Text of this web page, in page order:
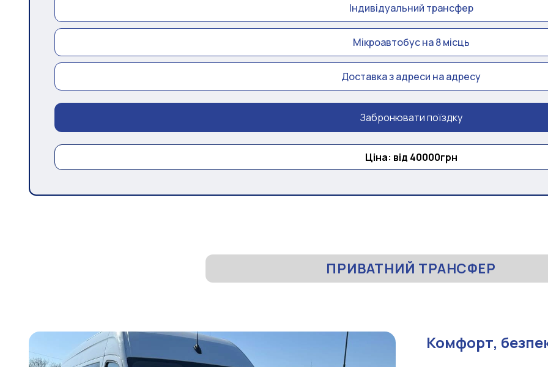
Індивідуальний трансфер
Мікроавтобус на 8 місць
Доставка з адреси на адресу
Забронювати поїздку
Ціна: від 40000грн
ПРИВАТНИЙ ТРАНСФЕР
Комфорт,